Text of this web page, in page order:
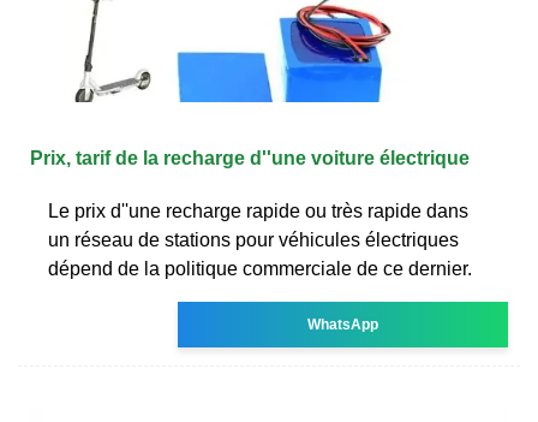
Prix, tarif de la recharge d''une voiture électrique
Le prix d''une recharge rapide ou très rapide dans
un réseau de stations pour véhicules électriques
dépend de la politique commerciale de ce dernier.
WhatsApp